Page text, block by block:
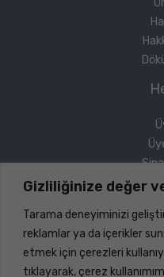
Gizliliğinize değer
Tarama deneyiminizi
reklamlar ya da içerikler
etmek için çerezleri
tıklayarak, çerez